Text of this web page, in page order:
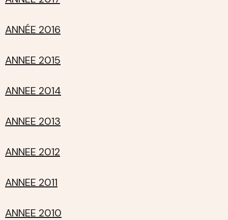
ANNÉE 2016
ANNEE 2015
ANNEE 2014
ANNEE 2013
ANNEE 2012
ANNEE 2011
ANNEE 2010